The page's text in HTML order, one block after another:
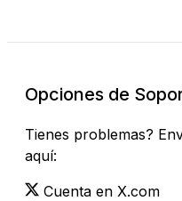
Opciones de
Tienes problemas?
aquí:
Cuenta en X.com